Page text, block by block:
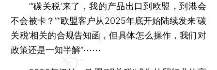
“‘碳关税’来了，我的产品出口到欧盟，到港会
不会被卡？”“欧盟客户从2025年底开始陆续发来‘碳
关税’相关的合规告知函，但具体怎么操作，我们对
政策还是一知半解”⋯⋯